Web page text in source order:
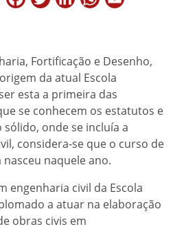
Fortificação e Desenho,
da atual Escola
esta a primeira das
se conhecem os estatutos e
onde se incluía a
considera-se que o curso de
naquele ano.
engenharia civil da Escola
a atuar na elaboração
obras civis em